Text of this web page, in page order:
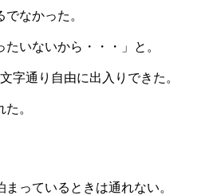
なかった。
いないから・・・」と。
字通り自由に出入りできた。
。
っているときは通れない。